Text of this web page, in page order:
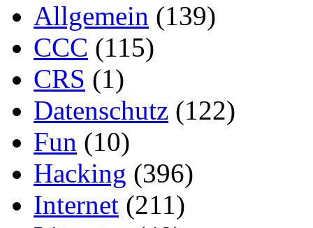
Allgemein (139)
CCC (115)
CRS (1)
Datenschutz (122)
Fun (10)
Hacking (396)
Internet (211)